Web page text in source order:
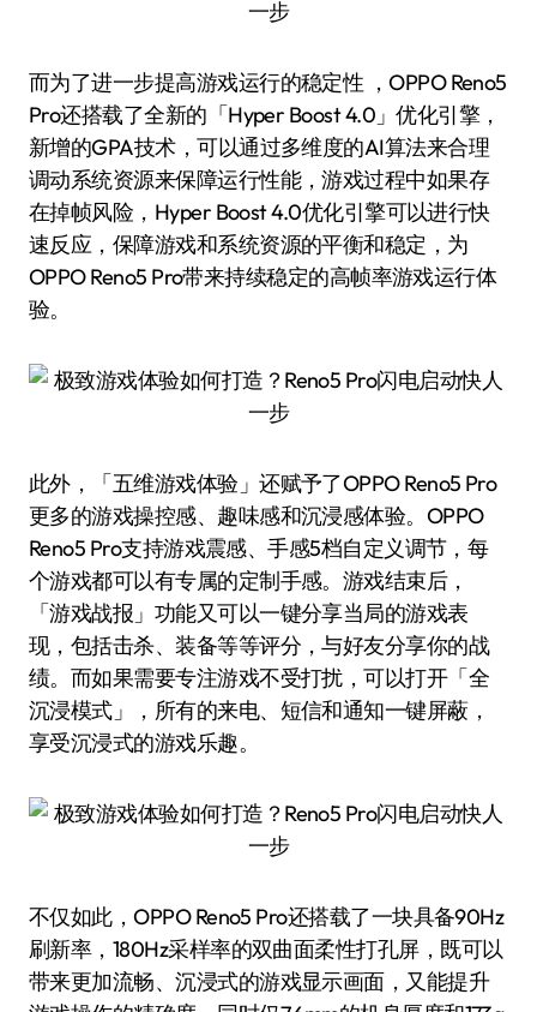
而为了进一步提高游戏运行的稳定性 ，OPPO Reno5
Pro还搭载了全新的「Hyper Boost 4.0」优化引擎，
新增的GPA技术，可以通过多维度的AI算法来合理
调动系统资源来保障运行性能，游戏过程中如果存
在掉帧风险，Hyper Boost 4.0优化引擎可以进行快
速反应，保障游戏和系统资源的平衡和稳定，为
OPPO Reno5 Pro带来持续稳定的高帧率游戏运行体
验。
此外，「五维游戏体验」还赋予了OPPO Reno5 Pro
更多的游戏操控感、趣味感和沉浸感体验。OPPO
Reno5 Pro支持游戏震感、手感5档自定义调节，每
个游戏都可以有专属的定制手感。游戏结束后，
「游戏战报」功能又可以一键分享当局的游戏表
现，包括击杀、装备等等评分，与好友分享你的战
绩。而如果需要专注游戏不受打扰，可以打开「全
沉浸模式」，所有的来电、短信和通知一键屏蔽，
享受沉浸式的游戏乐趣。
不仅如此，OPPO Reno5 Pro还搭载了一块具备90Hz
刷新率，180Hz采样率的双曲面柔性打孔屏，既可以
带来更加流畅、沉浸式的游戏显示画面，又能提升